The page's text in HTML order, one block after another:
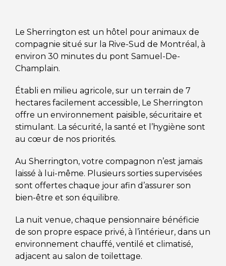
Le Sherrington est un hôtel pour animaux de
compagnie situé sur la Rive-Sud de Montréal, à
environ 30 minutes du pont Samuel-De-
Champlain.
Établi en milieu agricole, sur un terrain de 7
hectares facilement accessible, Le Sherrington
offre un environnement paisible, sécuritaire et
stimulant. La sécurité, la santé et l’hygiène sont
au cœur de nos priorités.
Au Sherrington, votre compagnon n’est jamais
laissé à lui-même. Plusieurs sorties supervisées
sont offertes chaque jour afin d’assurer son
bien-être et son équilibre.
La nuit venue, chaque pensionnaire bénéficie
de son propre espace privé, à l’intérieur, dans un
environnement chauffé, ventilé et climatisé,
adjacent au salon de toilettage.